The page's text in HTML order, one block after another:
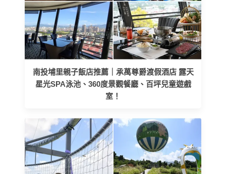
南投埔里親子飯店推薦｜承萬尊爵渡假酒店 露天
星光SPA泳池、360度景觀餐廳、百坪兒童遊戲
室！